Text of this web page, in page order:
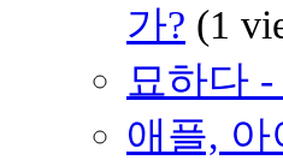
가? (1
묘하다 -
애플,